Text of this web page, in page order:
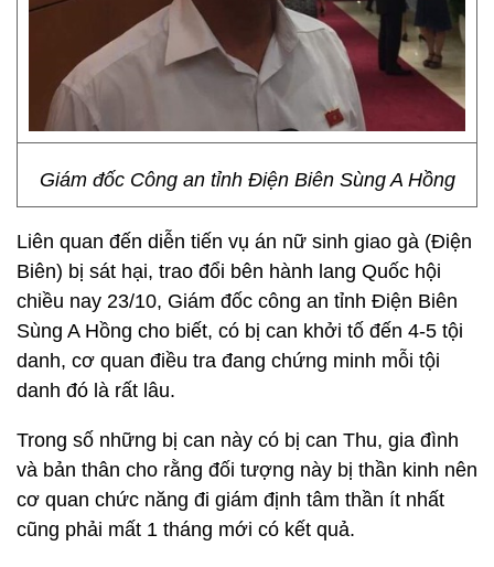
Giám đốc Công an tỉnh Điện Biên Sùng A Hồng
Liên quan đến diễn tiến vụ án nữ sinh giao gà (Điện
Biên) bị sát hại, trao đổi bên hành lang Quốc hội
chiều nay 23/10, Giám đốc công an tỉnh Điện Biên
Sùng A Hồng cho biết, có bị can khởi tố đến 4-5 tội
danh, cơ quan điều tra đang chứng minh mỗi tội
danh đó là rất lâu.
Trong số những bị can này có bị can Thu, gia đình
và bản thân cho rằng đối tượng này bị thần kinh nên
cơ quan chức năng đi giám định tâm thần ít nhất
cũng phải mất 1 tháng mới có kết quả.